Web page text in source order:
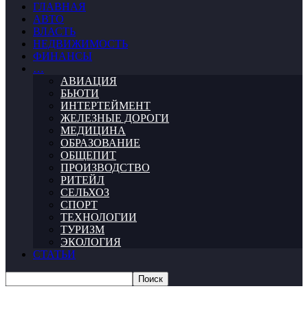
ГЛАВНАЯ
АВТО
ВЛАСТЬ
НЕДВИЖИМОСТЬ
ФИНАНСЫ
…
АВИАЦИЯ
БЬЮТИ
ИНТЕРТЕЙМЕНТ
ЖЕЛЕЗНЫЕ ДОРОГИ
МЕДИЦИНА
ОБРАЗОВАНИЕ
ОБЩЕПИТ
ПРОИЗВОДСТВО
РИТЕЙЛ
СЕЛЬХОЗ
СПОРТ
ТЕХНОЛОГИИ
ТУРИЗМ
ЭКОЛОГИЯ
СТАТЬИ